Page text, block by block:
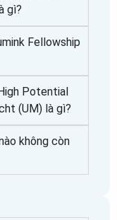
gì?
Fellowship
Potential
(UM) là gì?
không còn